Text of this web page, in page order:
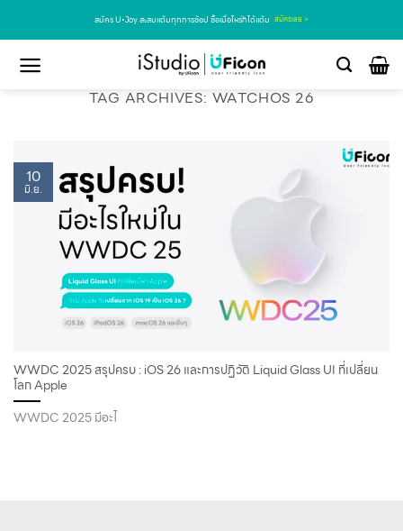
สมัคร U•Joy สะสมแต้มทุกการช้อป ซื้อเมื่อไหร่ก็ได้แต้ม สมัครเลย >
TAG ARCHIVES: WATCHOS 26
WWDC 2025 สรุปครบ : iOS 26 และการปฏิวัติ Liquid Glass UI ที่เปลี่ยน
โลก Apple
WWDC 2025 มีอะไ
10
มิ.ย.